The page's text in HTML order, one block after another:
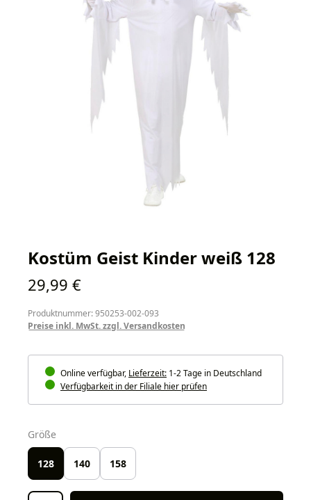
Kostüm Geist Kinder weiß 128
Regulärer Preis:
29,99 €
Produktnummer: 950253-002-093
Preise inkl. MwSt. zzgl. Versandkosten
Online verfügbar, Lieferzeit: 1-2 Tage in Deutschland
Verfügbarkeit in der Filiale hier prüfen
Größe
128 140 158